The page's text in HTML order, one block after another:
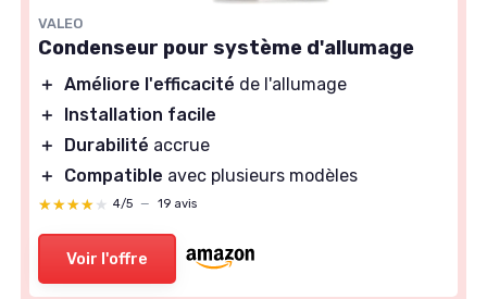
VALEO
Condenseur pour système d'allumage
＋ Améliore l'efficacité de l'allumage
＋
Installation facile
＋
Durabilité accrue
＋
Compatible avec plusieurs modèles
★★★★★
★★★★★ 4/5 — 19 avis
Voir l'offre